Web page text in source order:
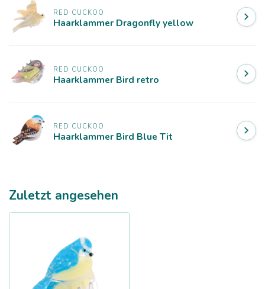
RED CUCKOO
Haarklammer Dragonfly yellow
RED CUCKOO
Haarklammer Bird retro
RED CUCKOO
Haarklammer Bird Blue Tit
Zuletzt angesehen